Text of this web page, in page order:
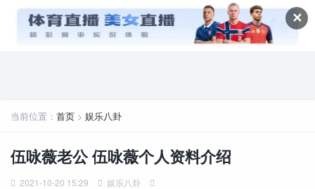
✕
当前位置： 首页 > 娱乐八卦
伍咏薇老公 伍咏薇个人资料介绍
2021-10-20 15:29 娱乐八卦